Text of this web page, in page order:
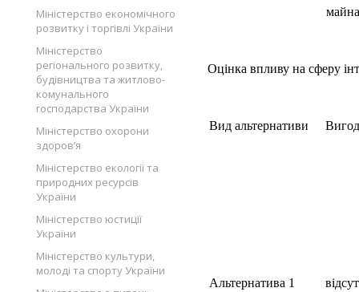
Міністерство економічного
розвитку і торгівлі України
Міністерство
регіонального розвитку,
будівництва та житлово-
комунального
господарства України
Міністерство охорони
здоров’я
Міністерство екології та
природних ресурсів
України
Міністерство юстиції
України
Міністерство культури,
молоді та спорту України
Оцінка впливу на сферу
Вид альтернативи
Альтернатива 1